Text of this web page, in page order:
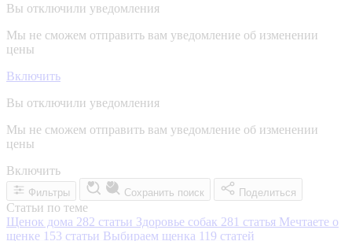
Вы отключили уведомления
Мы не сможем отправить вам уведомление об изменении
цены
Включить
Вы отключили уведомления
Мы не сможем отправить вам уведомление об изменении
цены
Включить
Фильтры Сохранить поиск Поделиться
Статьи по теме
Щенок дома 282 статьи Здоровье собак 281 статья Мечтаете о
щенке 153 статьи Выбираем щенка 119 статей